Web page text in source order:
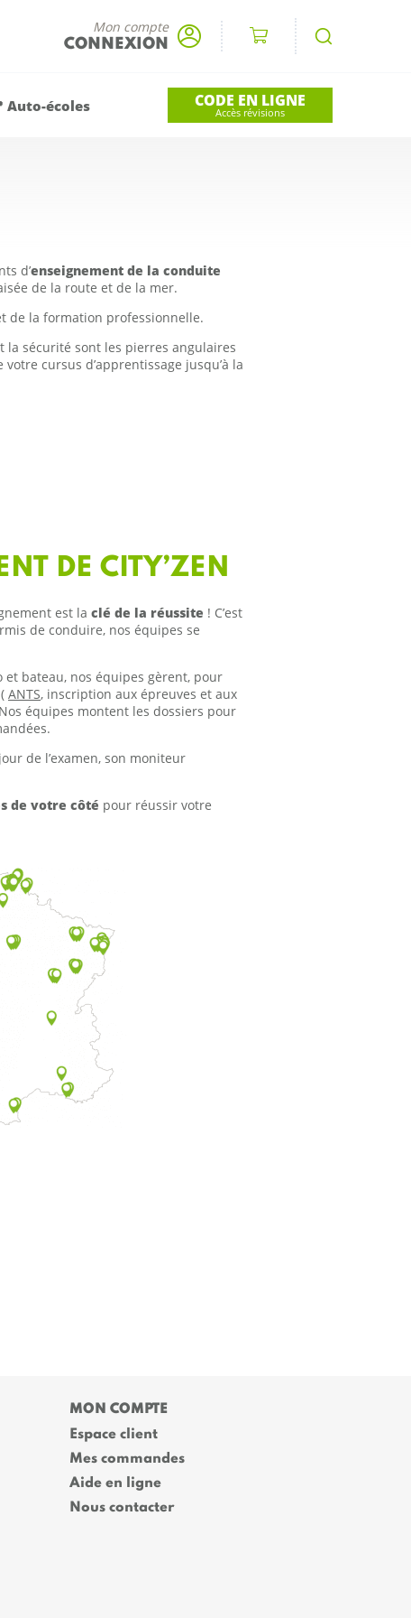
Mon compte
CONNEXION
Auto-écoles CODE EN LIGNE
Accès révisions
d’enseignement de la conduite
de la route et de la mer.
de la formation professionnelle.
la sécurité sont les pierres angulaires
cursus d’apprentissage jusqu’à la
DE CITY’ZEN
est la clé de la réussite ! C’est
de conduire, nos équipes se
bateau, nos équipes gèrent, pour
ANTS, inscription aux épreuves et aux
équipes montent les dossiers pour
de l’examen, son moniteur
de votre côté pour réussir votre
MON COMPTE
Espace client
Mes commandes
Aide en ligne
Nous contacter